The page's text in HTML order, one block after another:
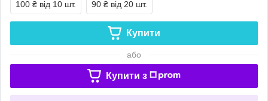
100 ₴ від 10 шт. 90 ₴ від 20 шт.
Купити
або
Купити з